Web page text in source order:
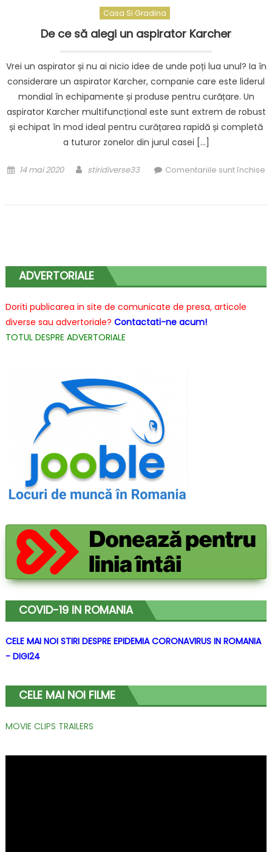
Casa Si Gradina
De ce să alegi un aspirator Karcher
Vrei un aspirator și nu ai nicio idee de unde poți lua unul? Ia în
considerare un aspirator Karcher, companie care este liderul
mondial în echipamente și produse pentru curățare. Un
aspirator Karcher multifuncțional este sunt extrem de robust
și echipat în mod ideal pentru curățarea rapidă și completă
a tuturor zonelor din jurul casei […]
Posted
14 mai 2020 Author
stiridiverse33
Comentariile sunt închise
aspirator
ADVERTORIALE
Doriti publicarea in site de comunicate de presa, articole
diverse sau advertoriale? Contactati-ne acum!
TOTUL DESPRE ADVERTORIALE
COVID-19 IN ROMANIA
CELE MAI NOI STIRI DESPRE EPIDEMIA CORONAVIRUS IN ROMANIA
- DIGI24
CELE MAI NOI FILME
MOVIE CLIPS TRAILERS